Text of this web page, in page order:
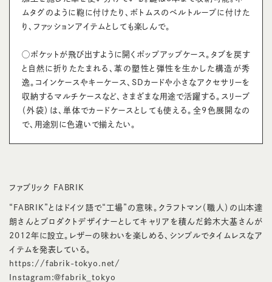
ムタグのように鞄に付けたり、ボトムスのベルトループに付けた
り、ファッションアイテムとしても楽しんで。
◯ポケットが飛び出すように開くポップアップケース。タブを戻す
と自然に折りたたまれる、革の塑性と弾性を生かした構造が秀
逸。コインケースやキーケース、SDカードや小さなアクセサリーを
収納するマルチケースなど、さまざまな用途で活躍する。スリーブ
（外袋）は、単体でカードケースとしても使える。全9色展開なの
で、用途別に色違いで揃えたい。
ファブリック FABRIK
“FABRIK”とはドイツ語で“工場”の意味。クラフトマン（職人）の山本達
朗さんとプロダクトデザイナーとしてキャリアを積んだ鈴木大基さんが
2012年に設立。レザーの味わいを楽しめる、シンプルでタイムレスなア
イテムを発表している。
https://fabrik-tokyo.net/
Instagram:@fabrik_tokyo